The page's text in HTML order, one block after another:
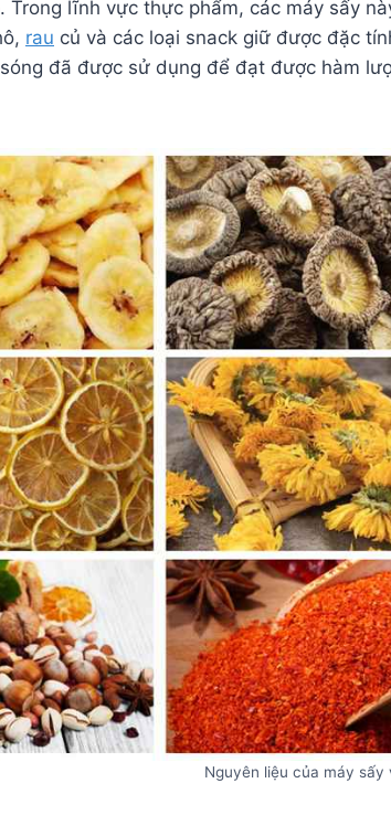
Trong lĩnh vực thực phẩm, các máy sấy
rau củ và các loại snack giữ được đặc
đã được sử dụng để đạt được hàm
Nguyên liệu của máy sấy